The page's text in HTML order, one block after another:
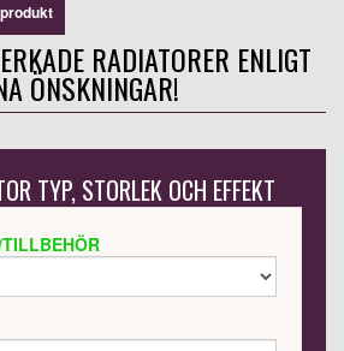
RADIATORER ENLIGT
ÖNSKNINGAR!
TYP, STORLEK OCH EFFEKT